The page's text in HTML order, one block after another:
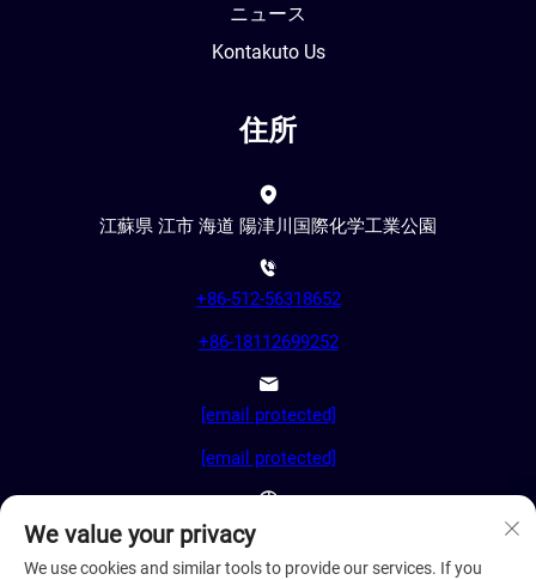
ニュース
Kontakuto Us
住所
江蘇県 江市 海道 陽津川国際化学工業公園
+86-512-56318652
+86-18112699252
[email protected]
[email protected]
AM8:00-PM18:00
We value your privacy
We use cookies and similar tools to provide our services. If you